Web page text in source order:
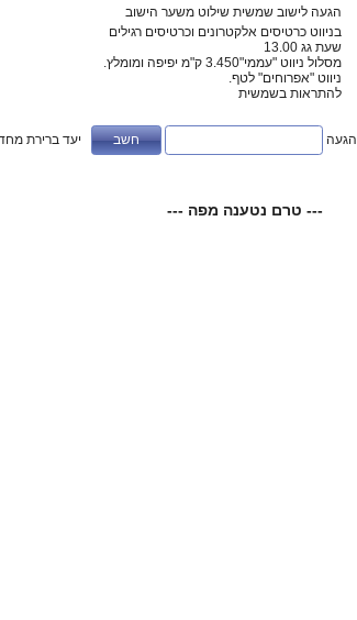
הגעה לישוב שמשית שילוט משער הישוב
בניווט כרטיסים אלקטרונים וכרטיסים רגילים
שעת גג 13.00
מסלול ניווט "עממי"3.450 ק"מ יפיפה ומומלץ.
ניווט "אפרוחים" לטף.
להתראות בשמשית
הגעה
יעד ברירת
--- טרם נטענה מפה ---